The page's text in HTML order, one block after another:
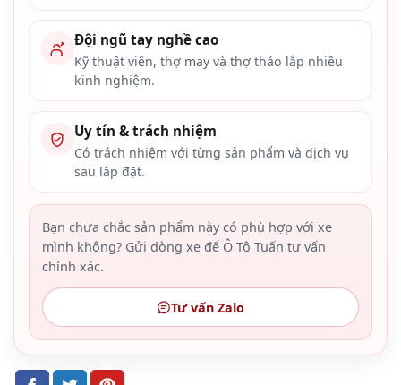
Đội ngũ tay nghề cao
Kỹ thuật viên, thợ may và thợ tháo lắp nhiều
kinh nghiệm.
Uy tín & trách nhiệm
Có trách nhiệm với từng sản phẩm và dịch vụ
sau lắp đặt.
Bạn chưa chắc sản phẩm này có phù hợp với xe
mình không? Gửi dòng xe để Ô Tô Tuấn tư vấn
chính xác.
Tư vấn Zalo